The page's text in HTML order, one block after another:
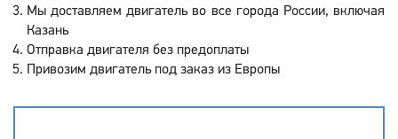
Мы доставляем двигатель во все города России, включая
Казань
Отправка двигателя без предоплаты
Привозим двигатель под заказ из Европы